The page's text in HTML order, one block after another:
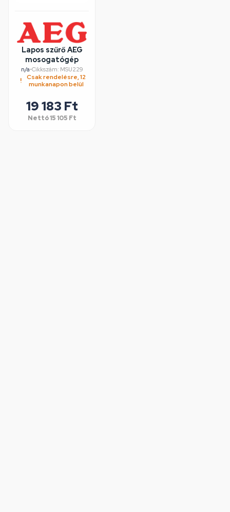
Lapos szűrő AEG
mosogatógép
n/a•Cikkszám: MSU229
Csak rendelésre, 12
munkanapon belül
19 183 Ft
Nettó15 105 Ft